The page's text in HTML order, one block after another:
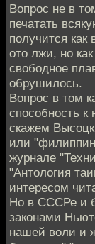
Вопрос не в
печатать
получится
ото лжи, но
свободное
обрушилось.
Вопрос в том
способность
скажем
или
журнале
"Антология
интересом
Но в СССРе и
законами
нашей воли и